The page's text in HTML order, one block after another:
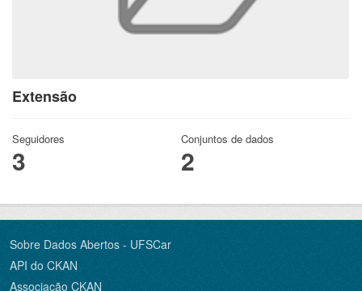
Extensão
Seguidores
3
Conjuntos de dados
2
Sobre Dados Abertos - UFSCar
API do CKAN
Associação CKAN